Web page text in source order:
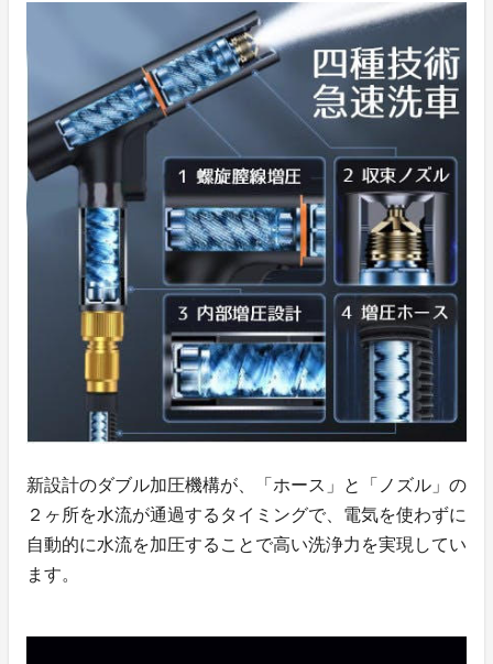
新設計のダブル加圧機構が、
「ホース」と「ノズル」の
２ヶ所を水流が通過するタイミングで、 電気を使わずに
自動的に水流を加圧することで高い洗浄力を実現 してい
ます。